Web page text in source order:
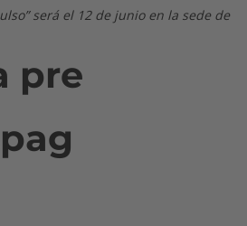
será el 12 de junio en la sede de
pre